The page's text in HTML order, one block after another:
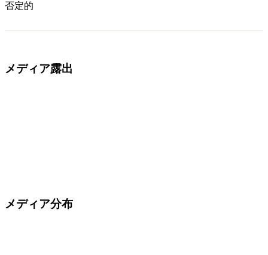
否定的
メディア露出
メディア分布